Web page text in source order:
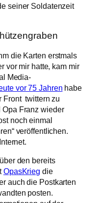
seiner Soldatenzeit
die Karten erstmals
vor mir hatte, kam mir
Media-
vor 75 Jahren habe
Front twittern zu
Opa Franz wieder
noch einmal
veröffentlichen.
den bereits
OpasKrieg die
auch die Postkarten
posten.